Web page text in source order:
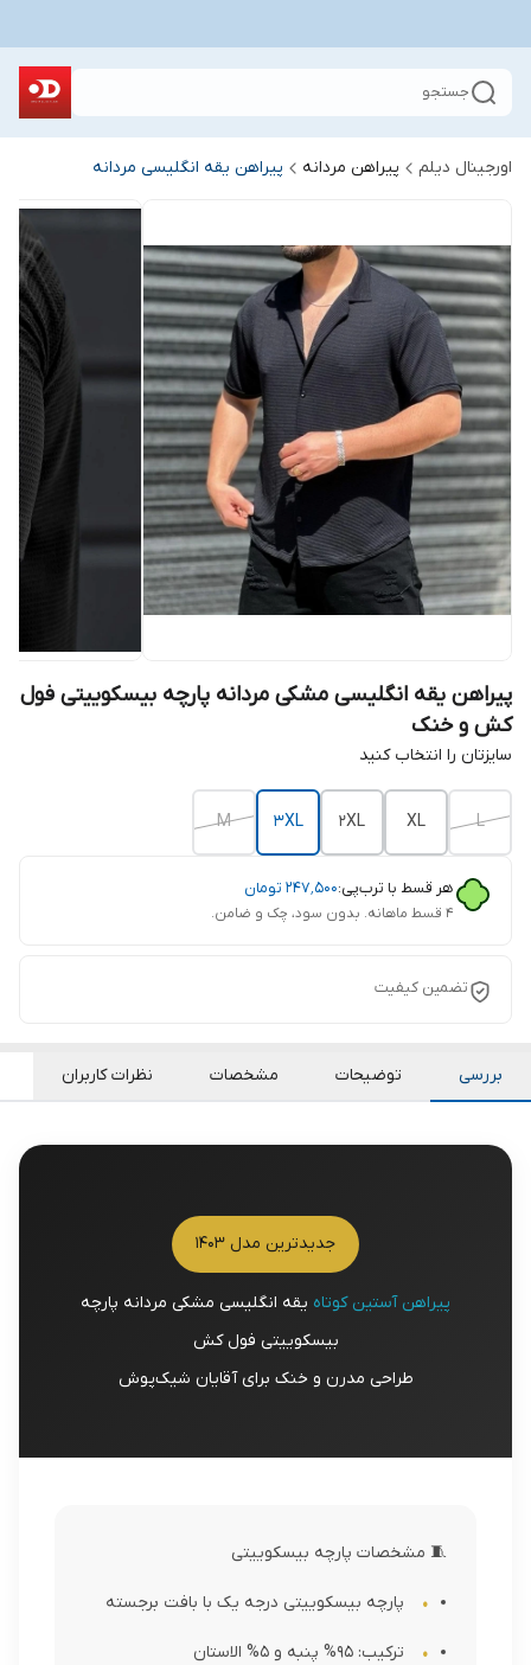
جستجو
اورجینال دیلم پیراهن مردانه پیراهن یقه انگلیسی مردانه
پیراهن یقه انگلیسی مشکی مردانه پارچه بیسکوییتی فول
کش و خنک
سایزتان را انتخاب کنید
L
XL
2XL
3XL
M
هر قسط با ترب‌پی:۲۴۷٬۵۰۰ تومان
۴ قسط ماهانه. بدون سود، چک و ضامن.
تضمین کیفیت
بررسی توضیحات مشخصات نظرات کاربران
جدیدترین مدل 1403
پیراهن آستین کوتاه یقه انگلیسی مشکی مردانه پارچه
بیسکوییتی فول کش
طراحی مدرن و خنک برای آقایان شیک‌پوش
🧵 مشخصات پارچه بیسکوییتی
پارچه بیسکوییتی درجه یک با بافت برجسته
ترکیب: 95% پنبه و 5% الاستان